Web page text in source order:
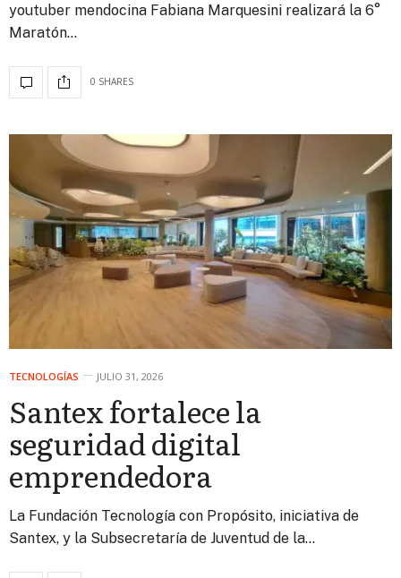
youtuber mendocina Fabiana Marquesini realizará la 6°
Maratón…
0 SHARES
TECNOLOGÍAS JULIO 31, 2026
Santex fortalece la
seguridad digital
emprendedora
La Fundación Tecnología con Propósito, iniciativa de
Santex, y la Subsecretaría de Juventud de la…